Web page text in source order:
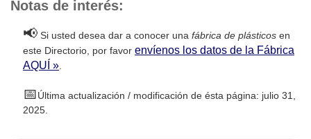
Notas de interés:
📢 Si usted desea dar a conocer una fábrica de plásticos en
este Directorio, por favor envíenos los datos de la Fábrica
AQUÍ »
📅Última actualización / modificación de ésta página: julio 31,
2025.